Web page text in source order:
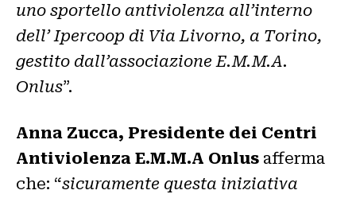
uno sportello antiviolenza all’interno
dell’ Ipercoop di Via Livorno, a Torino,
gestito dall’associazione E.M.M.A.
Onlus”.
Anna Zucca, Presidente dei Centri
Antiviolenza E.M.M.A Onlus afferma
che: “sicuramente questa iniziativa